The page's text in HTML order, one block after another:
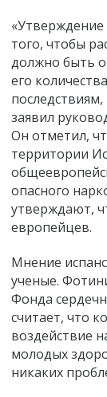
«Утверждение
того, чтобы
должно быть
его
заявил
Он отметил,
территории
опасного
утверждают,
европейцев.
Мнение
ученые.
Фонда
считает, что
воздействие
молодых
никаких